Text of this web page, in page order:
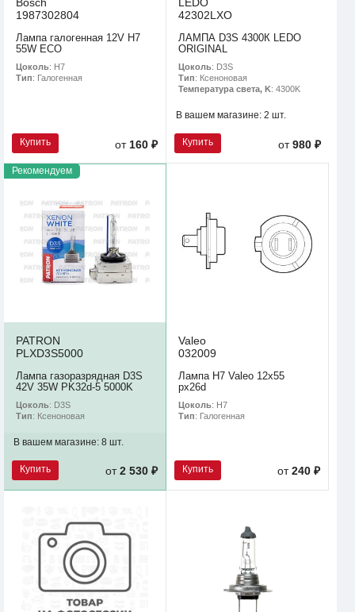
1987302804
Лампа галогенная 12V H7
55W ECO
Цоколь: H7
Тип: Галогенная
Купить от 160 ₽
42302LXO
ЛАМПА D3S 4300К LEDO
ORIGINAL
Цоколь: D3S
Тип: Ксеноновая
Температура света, K: 4300K
В вашем магазине: 2 шт.
Купить от980 ₽
Рекомендуем
PATRON
PLXD3S5000
Лампа газоразрядная D3S
42V 35W PK32d-5 5000K
Цоколь: D3S
Тип: Ксеноновая
В вашем магазине: 8 шт.
Купить от2 530 ₽
Valeo
032009
Лампа Н7 Valeo 12х55
рx26d
Цоколь: H7
Тип: Галогенная
Купить от240 ₽